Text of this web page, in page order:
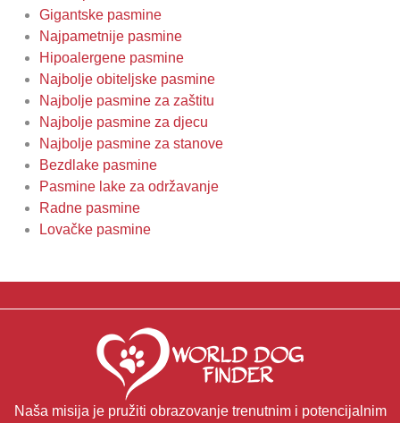
Gigantske pasmine
Najpametnije pasmine
Hipoalergene pasmine
Najbolje obiteljske pasmine
Najbolje pasmine za zaštitu
Najbolje pasmine za djecu
Najbolje pasmine za stanove
Bezdlake pasmine
Pasmine lake za održavanje
Radne pasmine
Lovačke pasmine
Naša misija je pružiti obrazovanje trenutnim i potencijalnim